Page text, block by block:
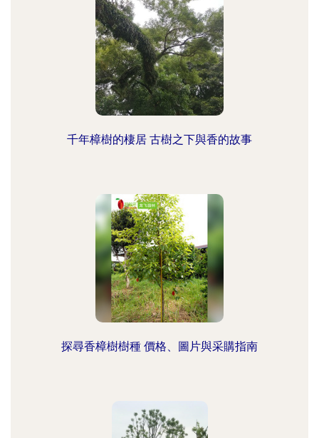
千年樟樹的棲居 古樹之下與香的故事
探尋香樟樹樹種 價格、圖片與采購指南